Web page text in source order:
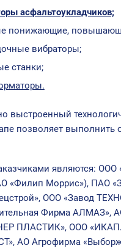
асфальтоукладчиков;
понижающие,
вибраторы;
станки;
выстроенный
позволяет выполнить
являются: ООО
«Филип Моррис»), ПАО
ООО «Завод
Фирма АЛМАЗ»,
ПЛАСТИК», ООО
АО Агрофирма